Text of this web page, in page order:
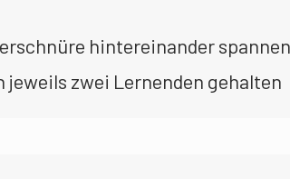
hintereinander spannen
jeweils zwei Lernenden gehalten